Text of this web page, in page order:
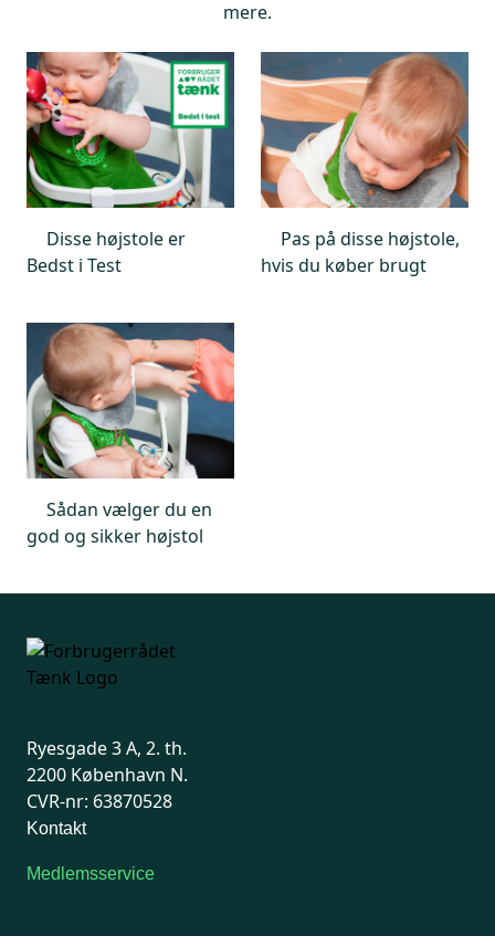
mere.
Disse højstole er
Bedst i Test
Pas på disse højstole,
hvis du køber brugt
Sådan vælger du en
god og sikker højstol
Ryesgade 3 A, 2. th.
2200 København N.
CVR-nr: 63870528
Kontakt
Medlemsservice